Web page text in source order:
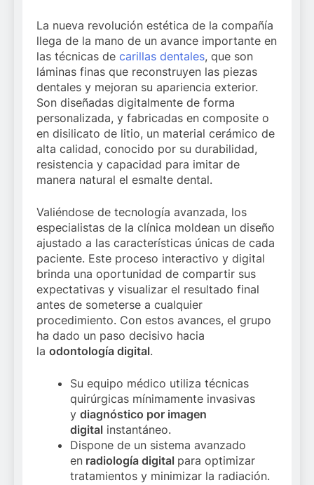
La nueva revolución estética de la compañía
llega de la mano de un avance importante en
las técnicas de carillas dentales, que son
láminas finas que reconstruyen las piezas
dentales y mejoran su apariencia exterior.
Son diseñadas digitalmente de forma
personalizada, y fabricadas en composite o
en disilicato de litio, un material cerámico de
alta calidad, conocido por su durabilidad,
resistencia y capacidad para imitar de
manera natural el esmalte dental.
Valiéndose de tecnología avanzada, los
especialistas de la clínica moldean un diseño
ajustado a las características únicas de cada
paciente. Este proceso interactivo y digital
brinda una oportunidad de compartir sus
expectativas y visualizar el resultado final
antes de someterse a cualquier
procedimiento. Con estos avances, el grupo
ha dado un paso decisivo hacia
la odontología digital.
Su equipo médico utiliza técnicas
quirúrgicas mínimamente invasivas
y diagnóstico por imagen
digital instantáneo.
Dispone de un sistema avanzado
en radiología digital para optimizar
tratamientos y minimizar la radiación.